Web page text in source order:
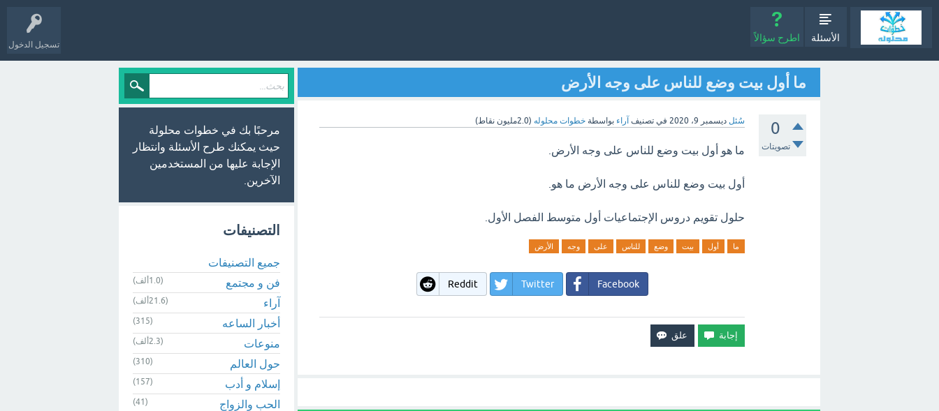
تسجيل الدخول
الأسئلة اطرح سؤالاً
ما أول بيت وضع للناس على وجه الأرض
0
تصويتات
سُئل ديسمبر 9، 2020 في تصنيف آراء بواسطة خطوات محلوله (2.0مليون نقاط)
ما هو أول بيت وضع للناس على وجه الأرض.
أول بيت وضع للناس على وجه الأرض ما هو.
حلول تقويم دروس الإجتماعيات أول متوسط الفصل الأول.
ما أول بيت وضع للناس على وجه الأرض
Facebook
Twitter
Reddit
مرحبًا بك في خطوات محلولة
حيث يمكنك طرح الأسئلة وانتظار
الإجابة عليها من المستخدمين
الآخرين.
التصنيفات
جميع التصنيفات
فن و مجتمع
(1.0ألف)
آراء (21.6ألف)
أخبار الساعه (315)
منوعات (2.3ألف)
حول العالم (310)
إسلام و أدب (157)
الحب والزواج (41)